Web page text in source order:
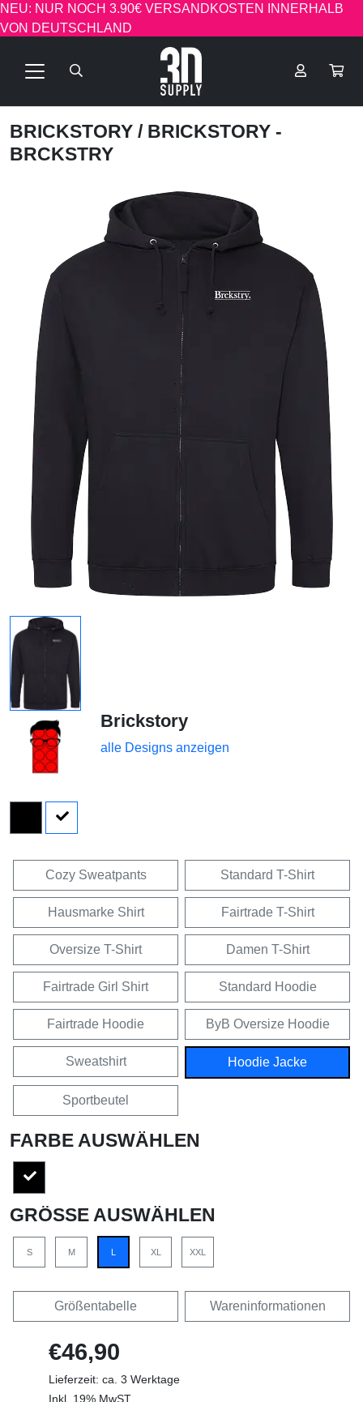
NEU: NUR NOCH 3.90€ VERSANDKOSTEN INNERHALB
VON DEUTSCHLAND
BRICKSTORY / BRICKSTORY -
BRCKSTRY
Brickstory
alle Designs anzeigen
Cozy Sweatpants Standard T-Shirt
Hausmarke Shirt Fairtrade T-Shirt
Oversize T-Shirt Damen T-Shirt
Fairtrade Girl Shirt Standard Hoodie
Fairtrade Hoodie ByB Oversize Hoodie
Sweatshirt Hoodie Jacke
Sportbeutel
FARBE AUSWÄHLEN
GRÖSSE AUSWÄHLEN
S M XL XXL
Größentabelle Wareninformationen
€46,90
Lieferzeit: ca. 3 Werktage
Inkl. 19% MwST